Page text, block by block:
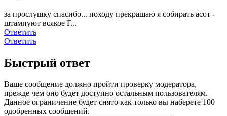
за прослушку спасибо... походу прекращаю я собирать асот -
штампуют всякое Г...
Ответить
Ответить
Быстрый ответ
Ваше сообщение должно пройти проверку модератора,
прежде чем оно будет доступно остальным пользователям.
Данное ограничение будет снято как только вы наберете 100
одобренных сообщений.